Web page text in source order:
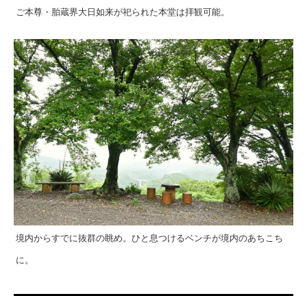
ご本尊・胎蔵界大日如来が祀られた本堂は拝観可能。
境内からすでに抜群の眺め。ひと息つけるベンチが境内のあちこち
に。